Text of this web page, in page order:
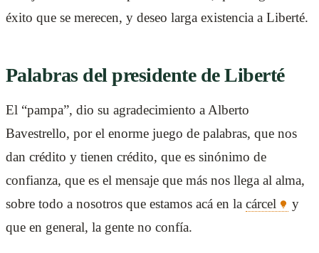
éxito que se merecen, y deseo larga existencia a Liberté.
Palabras del presidente de Liberté
El “pampa”, dio su agradecimiento a Alberto
Bavestrello, por el enorme juego de palabras, que nos
dan crédito y tienen crédito, que es sinónimo de
confianza, que es el mensaje que más nos llega al alma,
sobre todo a nosotros que estamos acá en la cárcel
y
que en general, la gente no confía.